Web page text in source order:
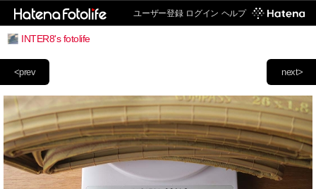
ユーザー登録 ログイン ヘルプ
INTER8's fotolife
next>
<prev